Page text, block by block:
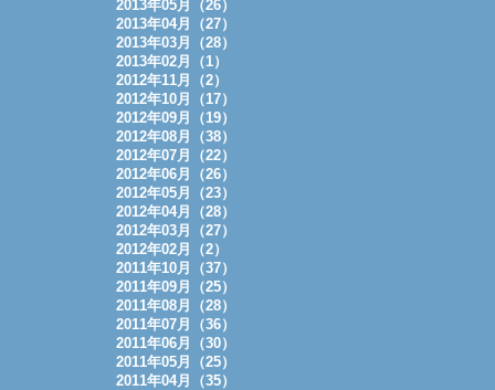
2013年05月（26）
2013年04月（27）
2013年03月（28）
2013年02月（1）
2012年11月（2）
2012年10月（17）
2012年09月（19）
2012年08月（38）
2012年07月（22）
2012年06月（26）
2012年05月（23）
2012年04月（28）
2012年03月（27）
2012年02月（2）
2011年10月（37）
2011年09月（25）
2011年08月（28）
2011年07月（36）
2011年06月（30）
2011年05月（25）
2011年04月（35）